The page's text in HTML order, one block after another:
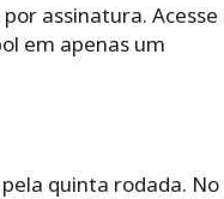
assinatura. Acesse
em apenas um
quinta rodada. No